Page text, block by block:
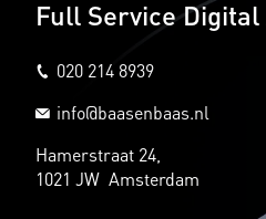
Full Service Digital
020 214 8939
info@baasenbaas.nl
Hamerstraat 24,
1021 JW Amsterdam